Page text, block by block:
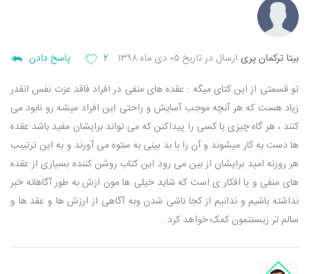
بیتا ترکمان پری ارسال در تاریخ ۰۵ دی ماه ۱۳۹۸ ۲ پاسخ دادن
تو قسمتی از این کتای میگه : عقده های منفی در افراد فاقد عزت نفس انقدر
زیاد هست که هر آنچه موجب آسایش و راحتی این افراد میشه رو نابود می
کنند ، هر گاه چیزی یا کسی را پیداکنن که می تواند برایشان مفید باشد عقده
ها دست به کار میشوند و آن را با بد بینی به ستوه می آورند و به این ترتیبب
هر روزنه امید برایشان از بین می رود این کتاب روشن کننده بسیاری از عقده
های منفی و یا افکار ی است که شاید خیلی ها مون ازش به طور آگاهانه خبر
نداشته باشیم و ندانیم از کجا ناشی شدن وبه آگاهی از ارزش ها و عقد ها و
سالم تر زیستنمون کمک خواهد کرد .